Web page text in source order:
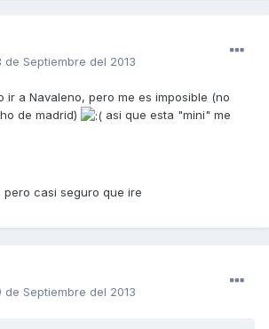
de Septiembre del 2013
ir a Navaleno, pero me es imposible (no
de madrid)
asi que esta "mini" me
casi seguro que ire
de Septiembre del 2013